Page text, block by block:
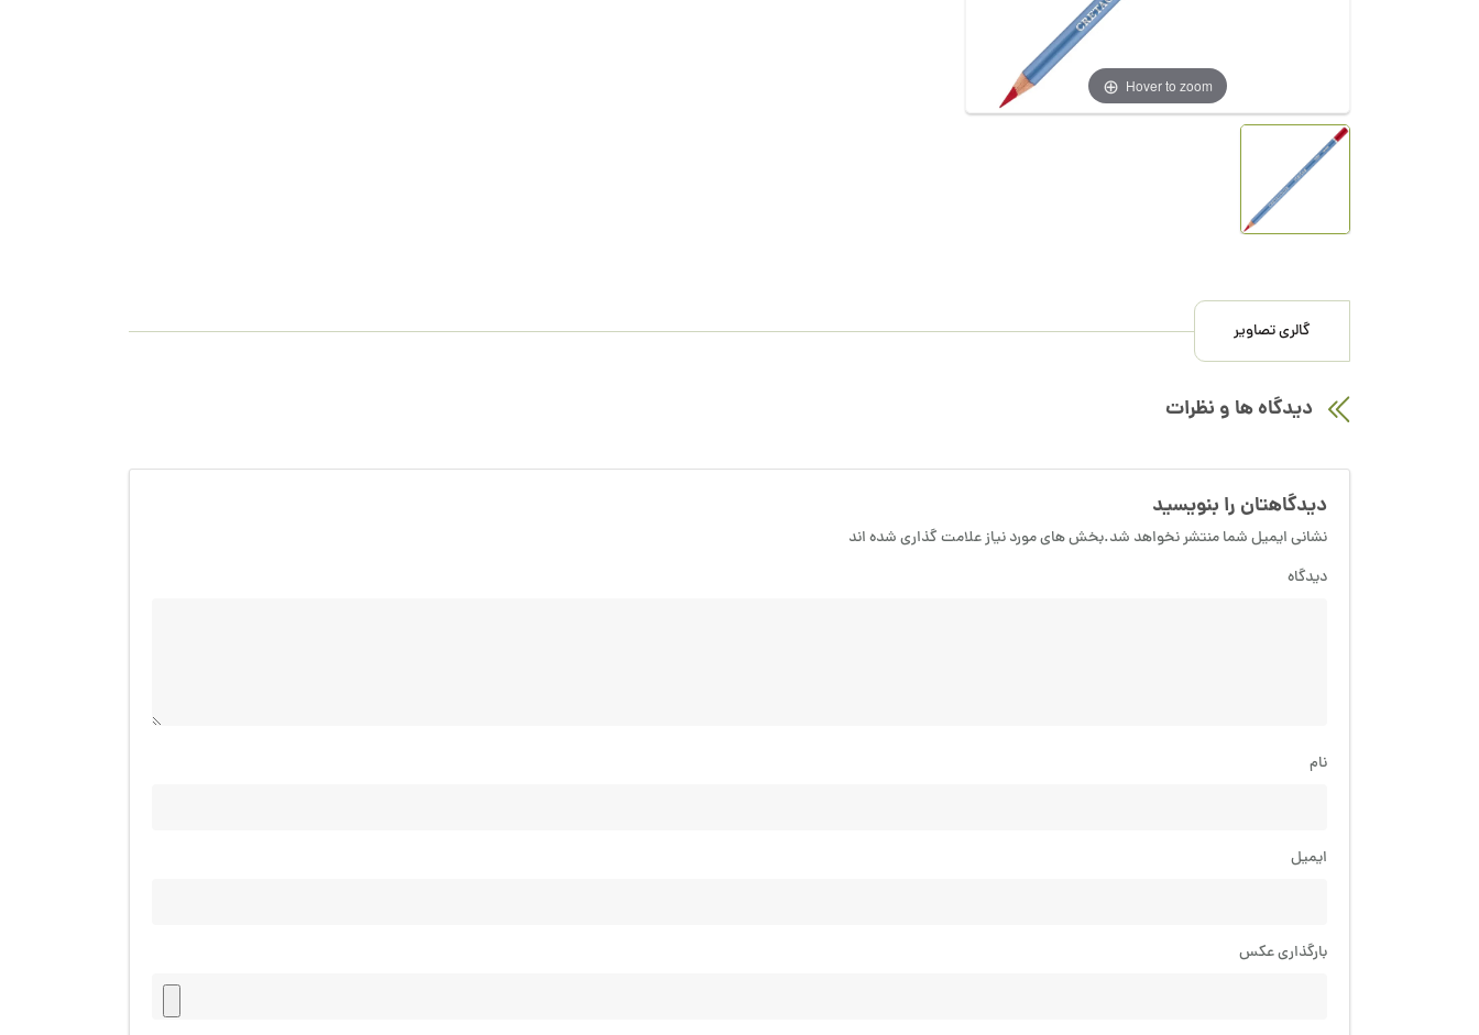
Hover to zoom
گالری تصاویر
دیدگاه ها و نظرات
دیدگاهتان را بنویسید
نشانی ایمیل شما منتشر نخواهد شد.بخش های مورد نیاز علامت گذاری شده اند
دیدگاه
نام
ایمیل
بارگذاری عکس